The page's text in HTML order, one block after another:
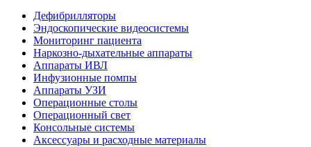
Дефибрилляторы
Эндоскопические видеосистемы
Мониторинг пациента
Наркозно-дыхательные аппараты
Аппараты ИВЛ
Инфузионные помпы
Аппараты УЗИ
Операционные столы
Операционный свет
Консольные системы
Аксессуары и расходные материалы